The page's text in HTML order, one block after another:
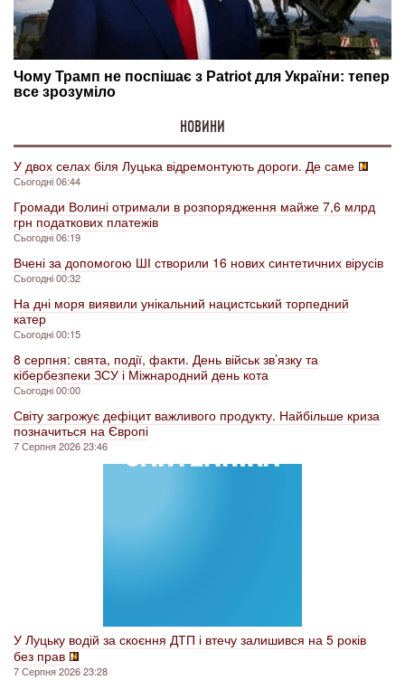
НОВИНИ
У двох селах біля Луцька відремонтують дороги. Де саме
Сьогодні 06:44
Громади Волині отримали в розпорядження майже 7,6 млрд
грн податкових платежів
Сьогодні 06:19
Вчені за допомогою ШІ створили 16 нових синтетичних вірусів
Сьогодні 00:32
На дні моря виявили унікальний нацистський торпедний
катер
Сьогодні 00:15
8 серпня: свята, події, факти. День військ зв’язку та
кібербезпеки ЗСУ і Міжнародний день кота
Сьогодні 00:00
Світу загрожує дефіцит важливого продукту. Найбільше криза
позначиться на Європі
7 Серпня 2026 23:46
У Луцьку водій за скоєння ДТП і втечу залишився на 5 років
без прав
7 Серпня 2026 23:28